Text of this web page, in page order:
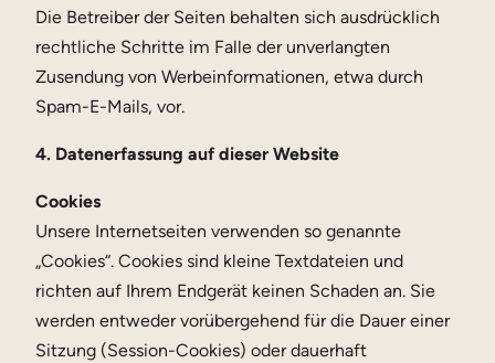
Die Betreiber der Seiten behalten sich ausdrücklich
rechtliche Schritte im Falle der unverlangten
Zusendung von Werbeinformationen, etwa durch
Spam-E-Mails, vor.
4. Datenerfassung auf dieser Website
Cookies
Unsere Internetseiten verwenden so genannte
„Cookies“. Cookies sind kleine Textdateien und
richten auf Ihrem Endgerät keinen Schaden an. Sie
werden entweder vorübergehend für die Dauer einer
Sitzung (Session-Cookies) oder dauerhaft